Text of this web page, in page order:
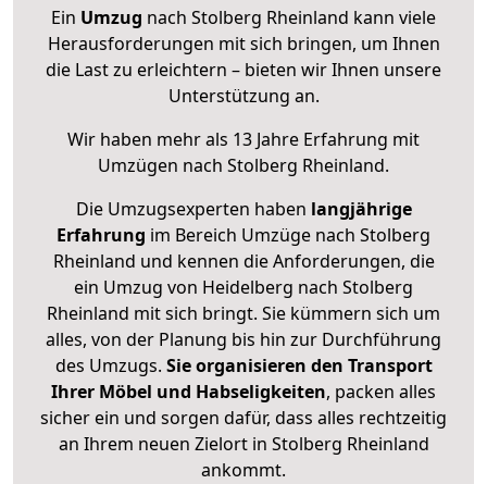
Ein Umzug nach Stolberg Rheinland kann viele
Herausforderungen mit sich bringen, um Ihnen
die Last zu erleichtern – bieten wir Ihnen unsere
Unterstützung an.
Wir haben mehr als 13 Jahre Erfahrung mit
Umzügen nach Stolberg Rheinland.
Die Umzugsexperten haben langjährige
Erfahrung im Bereich Umzüge nach Stolberg
Rheinland und kennen die Anforderungen, die
ein Umzug von Heidelberg nach Stolberg
Rheinland mit sich bringt. Sie kümmern sich um
alles, von der Planung bis hin zur Durchführung
des Umzugs. Sie organisieren den Transport
Ihrer Möbel und Habseligkeiten, packen alles
sicher ein und sorgen dafür, dass alles rechtzeitig
an Ihrem neuen Zielort in Stolberg Rheinland
ankommt.